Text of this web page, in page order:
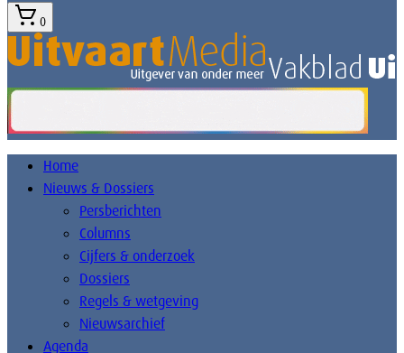
0
Home
Nieuws & Dossiers
Persberichten
Columns
Cijfers & onderzoek
Dossiers
Regels & wetgeving
Nieuwsarchief
Agenda